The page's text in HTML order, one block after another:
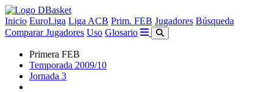
Inicio EuroLiga Liga ACB Prim. FEB Jugadores Búsqueda
Comparar Jugadores Uso Glosario
Primera FEB
Temporada 2009/10
Jornada 3